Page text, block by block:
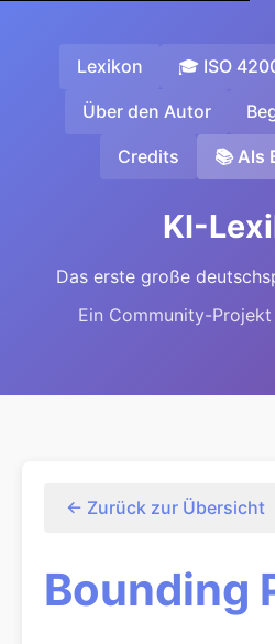
Lexikon 🎓 ISO
Über den Autor
Credits 📚 Als
KI-
Das erste große
Ein Community-
← Zurück zur Übersicht
Bounding